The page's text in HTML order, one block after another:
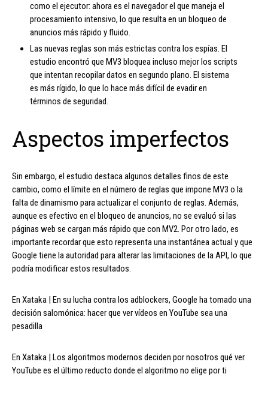
como el ejecutor: ahora es el navegador el que maneja el
procesamiento intensivo, lo que resulta en un bloqueo de
anuncios más rápido y fluido.
Las nuevas reglas son más estrictas contra los espías. El
estudio encontró que MV3 bloquea incluso mejor los scripts
que intentan recopilar datos en segundo plano. El sistema
es más rígido, lo que lo hace más difícil de evadir en
términos de seguridad.
Aspectos imperfectos
Sin embargo, el estudio destaca algunos detalles finos de este
cambio, como el límite en el número de reglas que impone MV3 o la
falta de dinamismo para actualizar el conjunto de reglas. Además,
aunque es efectivo en el bloqueo de anuncios, no se evaluó si las
páginas web se cargan más rápido que con MV2. Por otro lado, es
importante recordar que esto representa una instantánea actual y que
Google tiene la autoridad para alterar las limitaciones de la API, lo que
podría modificar estos resultados.
En Xataka | En su lucha contra los adblockers, Google ha tomado una
decisión salomónica: hacer que ver vídeos en YouTube sea una
pesadilla
En Xataka | Los algoritmos modernos deciden por nosotros qué ver.
YouTube es el último reducto donde el algoritmo no elige por ti